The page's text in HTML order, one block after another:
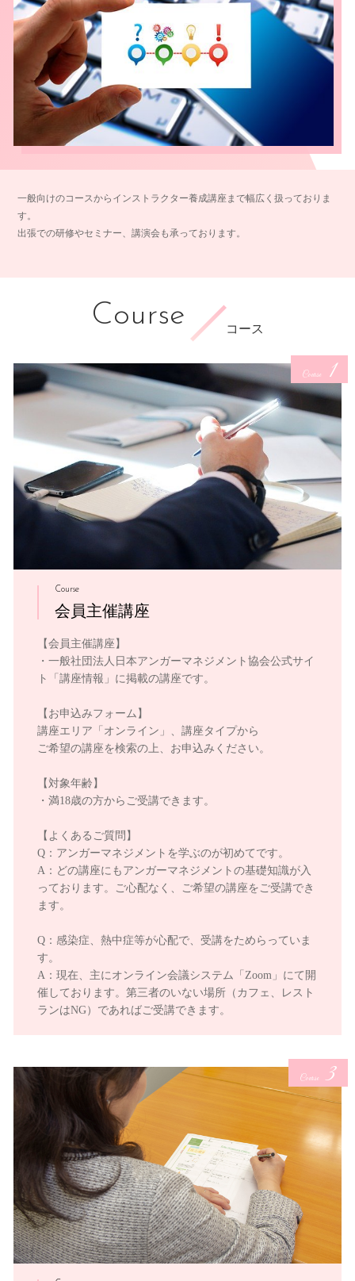
一般向けのコースからインストラクター養成講座まで幅広く扱っておりま
す。
出張での研修やセミナー、講演会も承っております。
Course コース
Course 1
Course
会員主催講座
【会員主催講座】
・一般社団法人日本アンガーマネジメント協会公式サイ
ト「講座情報」に掲載の講座です。
【お申込みフォーム】
講座エリア「オンライン」、講座タイプから
ご希望の講座を検索の上、お申込みください。
【対象年齢】
・満18歳の方からご受講できます。
【よくあるご質問】
Q：アンガーマネジメントを学ぶのが初めてです。
A：どの講座にもアンガーマネジメントの基礎知識が入
っております。ご心配なく、ご希望の講座をご受講でき
ます。
Q：感染症、熱中症等が心配で、受講をためらっていま
す。
A：現在、主にオンライン会議システム「Zoom」にて開
催しております。第三者のいない場所（カフェ、レスト
ランはNG）であればご受講できます。
Course 3